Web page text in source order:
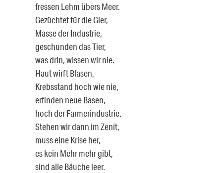
fressen Lehm übers Meer.
Gezüchtet für die Gier,
Masse der Industrie,
geschunden das Tier,
was drin, wissen wir nie.
Haut wirft Blasen,
Krebsstand hoch wie nie,
erfinden neue Basen,
hoch der Farmerindustrie.
Stehen wir dann im Zenit,
muss eine Krise her,
es kein Mehr mehr gibt,
sind alle Bäuche leer.